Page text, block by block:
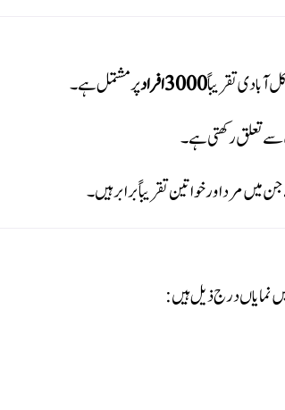
آبادی تقریباً3000 افراد
پر مشتمل ہے۔
سے تعلق رکھتی ہے۔
میں مرد اور خواتین تقریباً برابر ہیں۔
نمایاں درج ذیل ہیں: